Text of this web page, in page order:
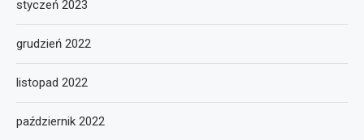
styczeń 2023
grudzień 2022
listopad 2022
październik 2022